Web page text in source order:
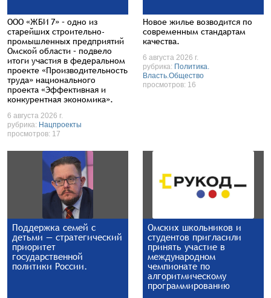
ООО «ЖБИ 7» – одно из
старейших строительно-
промышленных предприятий
Омской области – подвело
итоги участия в федеральном
проекте «Производительность
труда» национального
проекта «Эффективная и
конкурентная экономика».
6 августа 2026 г.
рубрика: Нацпроекты
просмотров: 17
Новое жилье возводится по
современным стандартам
качества.
6 августа 2026 г.
рубрика: Политика.
Власть.Общество
просмотров: 16
Поддержка семей с
детьми — стратегический
приоритет
государственной
политики России.
Омских школьников и
студентов пригласили
принять участие в
международном
чемпионате по
алгоритмическому
программированию